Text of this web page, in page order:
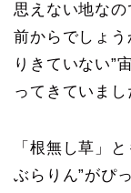
思えない地な
前からでしょう
りきていない”
ってきていまし
「根無し草」
ぶらりん”がぴ